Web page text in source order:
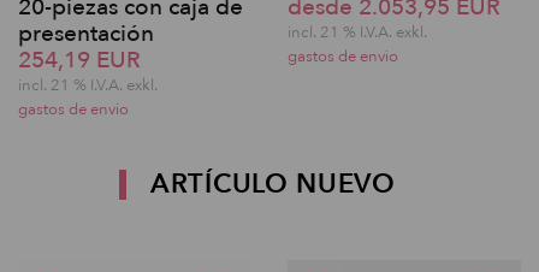
20-piezas con caja de
presentación
254,19 EUR
incl. 21 % I.V.A. exkl.
gastos de envio
desde 2.053,95 EUR
incl. 21 % I.V.A. exkl.
gastos de envio
ARTÍCULO NUEVO